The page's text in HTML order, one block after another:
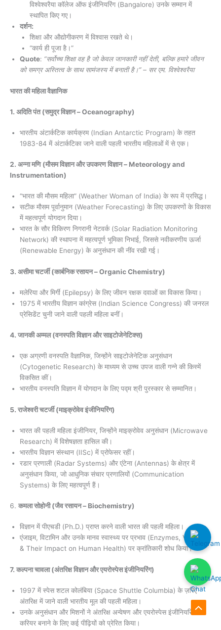
विश्वेश्वरैया कॉलेज ऑफ इंजीनियरिंग (Bangalore) उनके सम्मान में
स्थापित किए गए।
दर्शन:
शिक्षा और औद्योगीकरण में विश्वास रखते थे।
“कार्य ही पूजा है।”
Quote: “सर्वोच्च शिक्षा वह है जो केवल जानकारी नहीं देती, बल्कि हमारे जीवन
को समग्र अस्तित्व के साथ सामंजस्य में बनाती है।” – सर एम. विश्वेश्वरैया
भारत की महिला वैज्ञानिक
1. अदिति पंत(समुद्र विज्ञान – Oceanography)
भारतीय अंटार्कटिक कार्यक्रम (Indian Antarctic Program) के तहत
1983-84 में अंटार्कटिका जाने वाली पहली भारतीय महिलाओं में से एक।
2. अन्ना मणि(मौसम विज्ञान और उपकरण विज्ञान – Meteorology and
Instrumentation)
“भारत की मौसम महिला” (Weather Woman of India) के रूप में प्रसिद्ध।
सटीक मौसम पूर्वानुमान (Weather Forecasting) के लिए उपकरणों के विकास
में महत्वपूर्ण योगदान दिया।
भारत के सौर विकिरण निगरानी नेटवर्क (Solar Radiation Monitoring
Network) की स्थापना में महत्वपूर्ण भूमिका निभाई, जिससे नवीकरणीय ऊर्जा
(Renewable Energy) के अनुसंधान की नींव रखी गई।
3. असीमा चटर्जी(कार्बनिक रसायन – Organic Chemistry)
मलेरिया और मिर्गी (Epilepsy) के लिए जीवन रक्षक दवाओं का विकास किया।
1975 में भारतीय विज्ञान कांग्रेस (Indian Science Congress) की जनरल
प्रेसिडेंट चुनी जाने वाली पहली महिला बनीं।
4. जानकी अम्मल(वनस्पति विज्ञान और साइटोजेनेटिक्स)
एक अग्रणी वनस्पति वैज्ञानिक, जिन्होंने साइटोजेनेटिक अनुसंधान
(Cytogenetic Research) के माध्यम से उच्च उपज वाली गन्ने की किस्में
विकसित कीं।
भारतीय वनस्पति विज्ञान में योगदान के लिए पद्म श्री पुरस्कार से सम्मानित।
5. राजेश्वरी चटर्जी(माइक्रोवेव इंजीनियरिंग)
भारत की पहली महिला इंजीनियर, जिन्होंने माइक्रोवेव अनुसंधान (Microwave
Research) में विशेषज्ञता हासिल की।
भारतीय विज्ञान संस्थान (IISc) में प्रोफेसर रहीं।
रडार प्रणाली (Radar Systems) और एंटेना (Antennas) के क्षेत्र में
अनुसंधान किया, जो आधुनिक संचार प्रणालियों (Communication
Systems) के लिए महत्वपूर्ण हैं।
6. कमला सोहोनी (जैव रसायन – Biochemistry)
विज्ञान में पीएचडी (Ph.D.) प्राप्त करने वाली भारत की पहली महिला।
एंजाइम, विटामिन और उनके मानव स्वास्थ्य पर प्रभाव (Enzymes, Vitamins
& Their Impact on Human Health) पर क्रांतिकारी शोध किया।
7. कल्पना चावला (अंतरिक्ष विज्ञान और एयरोस्पेस इंजीनियरिंग)
1997 में स्पेस शटल कोलंबिया (Space Shuttle Columbia) के ज़रिए
अंतरिक्ष में जाने वाली भारतीय मूल की पहली महिला।
उनके अनुसंधान और मिशनों ने अंतरिक्ष अन्वेषण और एयरोस्पेस इंजीनियरिंग में
करियर बनाने के लिए कई पीढ़ियों को प्रेरित किया।
Scroll